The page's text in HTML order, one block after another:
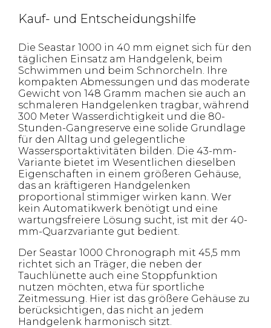
Kauf- und Entscheidungshilfe
Die Seastar 1000 in 40 mm eignet sich für den
täglichen Einsatz am Handgelenk, beim
Schwimmen und beim Schnorcheln. Ihre
kompakten Abmessungen und das moderate
Gewicht von 148 Gramm machen sie auch an
schmaleren Handgelenken tragbar, während
300 Meter Wasserdichtigkeit und die 80-
Stunden-Gangreserve eine solide Grundlage
für den Alltag und gelegentliche
Wassersportaktivitäten bilden. Die 43-mm-
Variante bietet im Wesentlichen dieselben
Eigenschaften in einem größeren Gehäuse,
das an kräftigeren Handgelenken
proportional stimmiger wirken kann. Wer
kein Automatikwerk benötigt und eine
wartungsfreiere Lösung sucht, ist mit der 40-
mm-Quarzvariante gut bedient.
Der Seastar 1000 Chronograph mit 45,5 mm
richtet sich an Träger, die neben der
Tauchlünette auch eine Stoppfunktion
nutzen möchten, etwa für sportliche
Zeitmessung. Hier ist das größere Gehäuse zu
berücksichtigen, das nicht an jedem
Handgelenk harmonisch sitzt.